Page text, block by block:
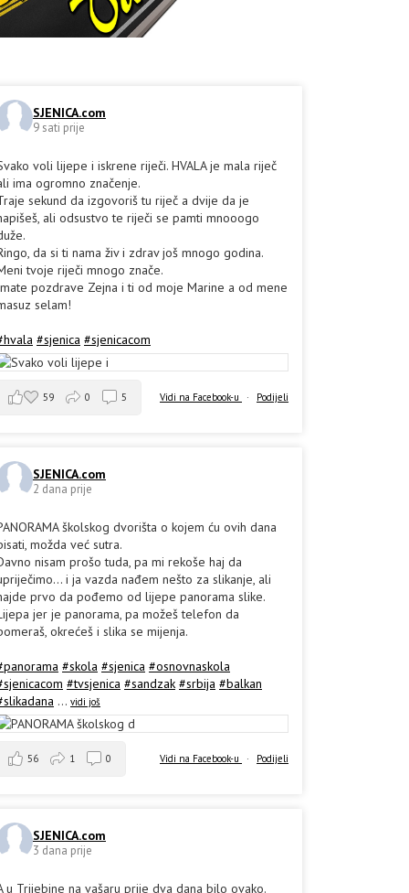
SJENICA.com
9 sati prije
voli lijepe i iskrene riječi. HVALA je mala riječ
ima ogromno značenje.
sekund da izgovoriš tu riječ a dvije da je
ali odsustvo te riječi se pamti mnooogo
da si ti nama živ i zdrav još mnogo godina.
tvoje riječi mnogo znače.
pozdrave Zejna i ti od moje Marine a od mene
selam!
#sjenica #sjenicacom
Vidi na Facebook-u · Podijeli
59 0 5
SJENICA.com
2 dana prije
školskog dvorišta o kojem ću ovih dana
možda već sutra.
nisam prošo tuda, pa mi rekoše haj da
i ja vazda nađem nešto za slikanje, ali
prvo da pođemo od lijepe panorama slike.
jer je panorama, pa možeš telefon da
okrećeš i slika se mijenja.
#skola #sjenica #osnovnaskola
#tvsjenica #sandzak #srbija #balkan
... vidi još
Vidi na Facebook-u · Podijeli
56 1 0
SJENICA.com
3 dana prije
u Trijebine na vašaru prije dva dana bilo ovako.